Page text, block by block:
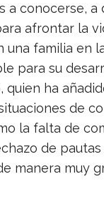
a conocerse, a
afrontar la
una familia en
para su
ha
de
la falta de
de pautas
manera muy